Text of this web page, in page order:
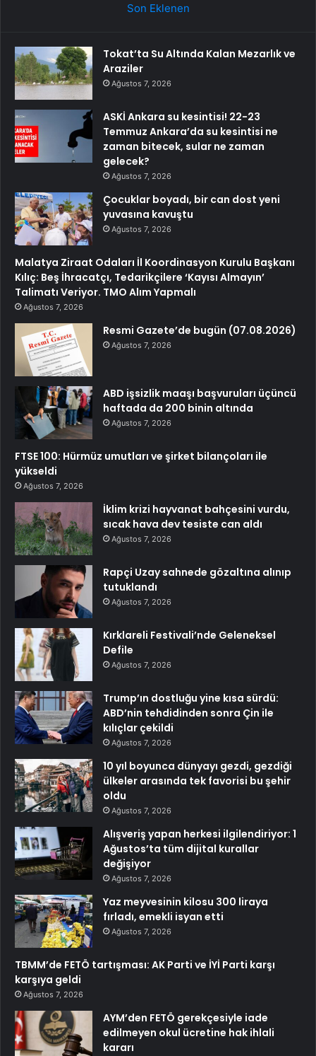
Son Eklenen
Tokat’ta Su Altında Kalan Mezarlık ve
Araziler
Ağustos 7, 2026
ASKİ Ankara su kesintisi! 22-23
Temmuz Ankara’da su kesintisi ne
zaman bitecek, sular ne zaman
gelecek?
Ağustos 7, 2026
Çocuklar boyadı, bir can dost yeni
yuvasına kavuştu
Ağustos 7, 2026
Malatya Ziraat Odaları İl Koordinasyon Kurulu Başkanı
Kılıç: Beş İhracatçı, Tedarikçilere ‘Kayısı Almayın’
Talimatı Veriyor. TMO Alım Yapmalı
Ağustos 7, 2026
Resmi Gazete’de bugün (07.08.2026)
Ağustos 7, 2026
ABD işsizlik maaşı başvuruları üçüncü
haftada da 200 binin altında
Ağustos 7, 2026
FTSE 100: Hürmüz umutları ve şirket bilançoları ile
yükseldi
Ağustos 7, 2026
İklim krizi hayvanat bahçesini vurdu,
sıcak hava dev tesiste can aldı
Ağustos 7, 2026
Rapçi Uzay sahnede gözaltına alınıp
tutuklandı
Ağustos 7, 2026
Kırklareli Festivali’nde Geleneksel
Defile
Ağustos 7, 2026
Trump’ın dostluğu yine kısa sürdü:
ABD’nin tehdidinden sonra Çin ile
kılıçlar çekildi
Ağustos 7, 2026
10 yıl boyunca dünyayı gezdi, gezdiği
ülkeler arasında tek favorisi bu şehir
oldu
Ağustos 7, 2026
Alışveriş yapan herkesi ilgilendiriyor: 1
Ağustos’ta tüm dijital kurallar
değişiyor
Ağustos 7, 2026
Yaz meyvesinin kilosu 300 liraya
fırladı, emekli isyan etti
Ağustos 7, 2026
TBMM’de FETÖ tartışması: AK Parti ve İYİ Parti karşı
karşıya geldi
Ağustos 7, 2026
AYM’den FETÖ gerekçesiyle iade
edilmeyen okul ücretine hak ihlali
kararı